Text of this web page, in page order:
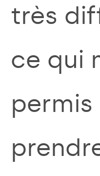
très
ce qui
permis